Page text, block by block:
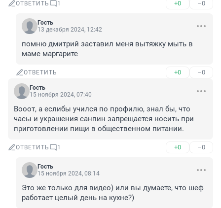
ОТВЕТИТЬ 1 +0 –0
Гость
13 декабря 2024, 12:42
помню дмитрий заставил меня вытяжку мыть в
маме маргарите
ОТВЕТИТЬ +0 –0
Гость
15 ноября 2024, 07:40
Вооот, а еслибы учился по профилю, знал бы, что
часы и украшения санпин запрещается носить при
приготовлении пищи в общественном питании.
ОТВЕТИТЬ 1 +0 –0
Гость
15 ноября 2024, 08:14
Это же только для видео) или вы думаете, что шеф
работает целый день на кухне?)